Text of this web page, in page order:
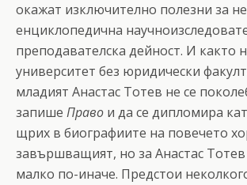
окажат изключително полезни за
енциклопедична
преподавателска дейност. И както
университет без юридически
младият Анастас Тотев не се
запише Право и да се дипломира
щрих в биографиите на повечето
завършващият, но за Анастас
малко по-иначе. Предстои